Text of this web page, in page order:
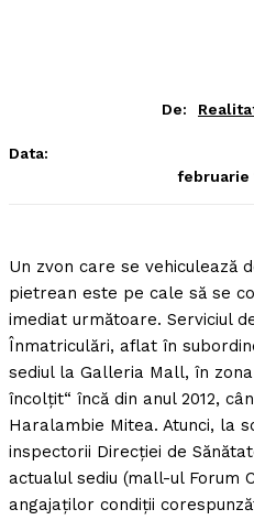
De:
Data:
februarie
Un zvon care se vehiculează
pietrean este pe cale să se
imediat următoare. Serviciul
Înmatriculări, aflat în
sediul la Galleria Mall, în
încolţit“ încă din anul 2012,
Haralambie Mitea. Atunci, la
inspectorii Direcţiei de
actualul sediu (mall-ul Forum
angajaţilor condiţii